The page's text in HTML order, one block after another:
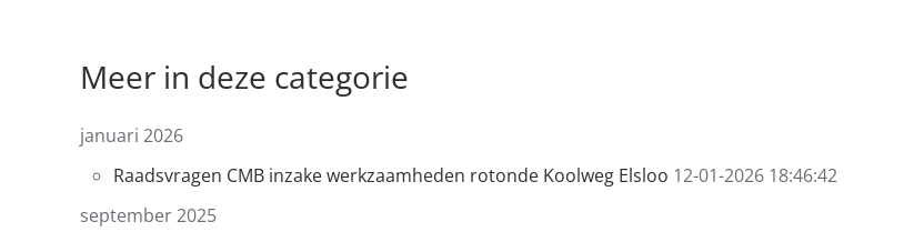
Meer in deze categorie
januari 2026
Raadsvragen CMB inzake werkzaamheden rotonde Koolweg Elsloo 12-01-2026 18:46:42
september 2025